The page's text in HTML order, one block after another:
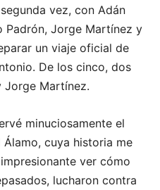
vez, con Adán
Padrón, Jorge Martínez y
un viaje oficial de
De los cinco, dos
Jorge Martínez.
minuciosamente el
cuya historia me
ver cómo
lucharon contra